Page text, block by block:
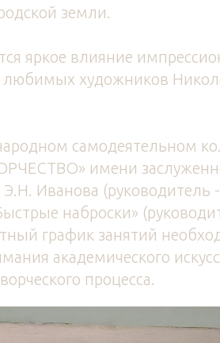
земли.
яркое влияние
любимых художников
самодеятельном
имени
Э.Н. Иванова
наброски»
график занятий
академического
процесса.